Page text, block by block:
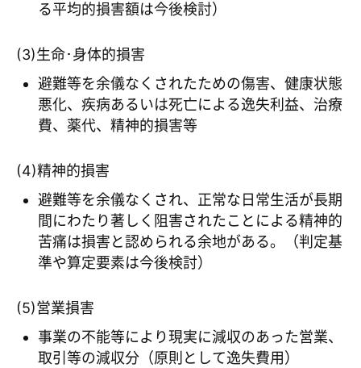
る平均的損害額は今後検討）
(3)生命･身体的損害
避難等を余儀なくされたための傷害、健康状態
悪化、疾病あるいは死亡による逸失利益、治療
費、薬代、精神的損害等
(4)精神的損害
避難等を余儀なくされ、正常な日常生活が長期
間にわたり著しく阻害されたことによる精神的
苦痛は損害と認められる余地がある。（判定基
準や算定要素は今後検討）
(5)営業損害
事業の不能等により現実に減収のあった営業、
取引等の減収分（原則として逸失費用）